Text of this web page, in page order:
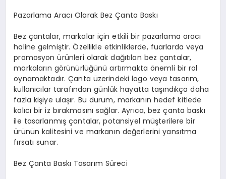
Pazarlama Aracı Olarak Bez Çanta Baskı
Bez çantalar, markalar için etkili bir pazarlama aracı
haline gelmiştir. Özellikle etkinliklerde, fuarlarda veya
promosyon ürünleri olarak dağıtılan bez çantalar,
markaların görünürlüğünü artırmakta önemli bir rol
oynamaktadır. Çanta üzerindeki logo veya tasarım,
kullanıcılar tarafından günlük hayatta taşındıkça daha
fazla kişiye ulaşır. Bu durum, markanın hedef kitlede
kalıcı bir iz bırakmasını sağlar. Ayrıca, bez çanta baskı
ile tasarlanmış çantalar, potansiyel müşterilere bir
ürünün kalitesini ve markanın değerlerini yansıtma
fırsatı sunar.
Bez Çanta Baskı Tasarım Süreci